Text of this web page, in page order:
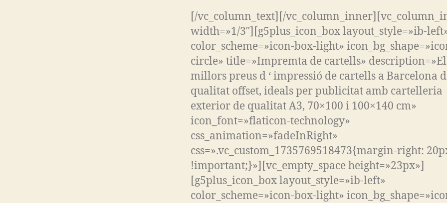
[/vc_column_text][/
width=»1/3″][g5plus_icon_box layout_style=»ib-
color_scheme=»icon-box-light»
circle» title=»Impremta de cartells»
millors preus d ‘ impressió de cartells a Barcelona
qualitat offset, ideals per publicitat amb cartelleria
exterior de qualitat A3, 70×100 i 100×140 cm»
icon_font=»flaticon-technology»
css_animation=»fadeInRight»
css=».vc_custom_1735769518473{margin-right:
!important;}»][vc_empty_space height=»23px»]
[g5plus_icon_box layout_style=»ib-left»
color_scheme=»icon-box-light»